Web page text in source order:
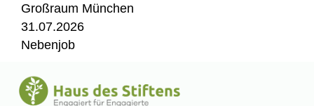
Großraum München
31.07.2026
Nebenjob